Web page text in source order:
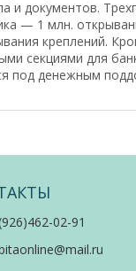
и документов.
— 1 млн.
креплений.
секциями для
под денежным
02-91